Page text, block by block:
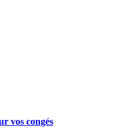
vos congés